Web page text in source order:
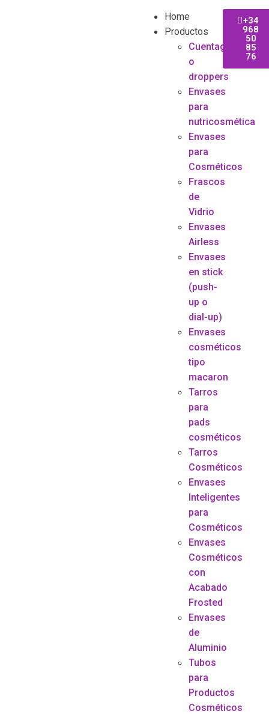
Home
Productos
Cuentagotas
o
droppers
Envases
para
nutricosmética
Envases
para
Cosméticos
Frascos
de
Vidrio
Envases
Airless
Envases
en stick
(push-
up o
dial-up)
Envases
cosméticos
tipo
macaron
Tarros
para
pads
cosméticos
Tarros
Cosméticos
Envases
Inteligentes
para
Cosméticos
Envases
Cosméticos
con
Acabado
Frosted
Envases
de
Aluminio
Tubos
para
Productos
Cosméticos
+34
968
50
85
76